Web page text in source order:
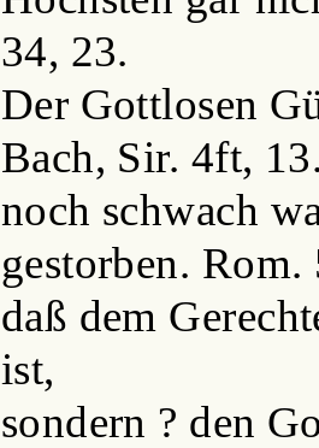
34, 23.
Der Gottlosen
Bach, Sir. 4ft,
noch schwach
gestorben.
daß dem
ist,
sondern ? den